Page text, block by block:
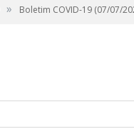
» Boletim COVID-19 (07/07/